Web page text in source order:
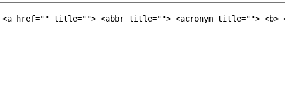
<a href="" title=""> <abbr title=""> <acronym title=""> <b>